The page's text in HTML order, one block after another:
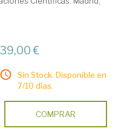
39,00 €
Sin Stock. Disponible en
7/10 días.
COMPRAR